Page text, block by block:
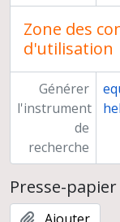
Zone des
d'utilisation
Générer
l'instrument
de
recherche
Presse-papier